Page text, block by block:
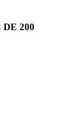
200